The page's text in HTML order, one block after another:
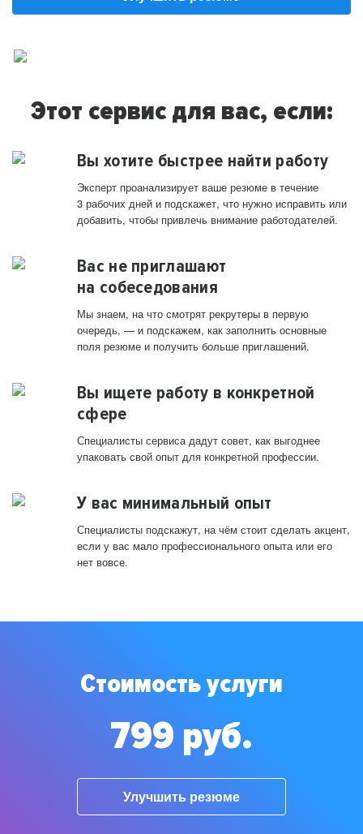
Этот сервис для вас, если:
Вы хотите быстрее найти работу
Эксперт проанализирует ваше резюме в течение
3 рабочих дней и подскажет, что нужно исправить или
добавить, чтобы привлечь внимание работодателей.
Вас не приглашают
на собеседования
Мы знаем, на что смотрят рекрутеры в первую
очередь, — и подскажем, как заполнить основные
поля резюме и получить больше приглашений.
Вы ищете работу в конкретной
сфере
Специалисты сервиса дадут совет, как выгоднее
упаковать свой опыт для конкретной профессии.
У вас минимальный опыт
Специалисты подскажут, на чём стоит сделать акцент,
если у вас мало профессионального опыта или его
нет вовсе.
Стоимость услуги
799 руб.
Улучшить резюме